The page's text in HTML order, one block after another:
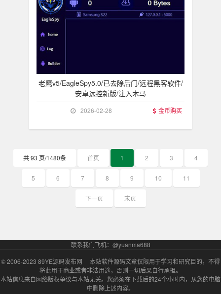
老鹰v5/EagleSpy5.0/已去除后门/远程黑客软件/
安卓远控新版/注入木马
2026-02-28 金币购买
共 93 页/1480条 首页 1 2 3 4
5 6 7 8 9 10 11
下一页 末页
联系我们飞机：@yuanma688
© 2006-2023 89YE源码发布网 本站软件源码文章仅限用于学习和研究目的，不得
将此用于商业或者非法用途，否则一切后果自行承担。
本站信息来自网络版权争议与本站无关。您必须在下载后的24个小时内，从您的电脑
中删除上述内容。